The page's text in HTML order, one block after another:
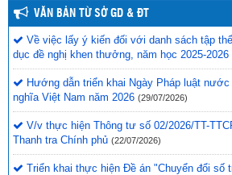
VĂN BẢN TỪ SỞ GD & ĐT
Về việc lấy ý kiến đối với danh sách tập
dục đề nghị khen thưởng, năm học 2025-2026
Hướng dẫn triển khai Ngày Pháp luật
nghĩa Việt Nam năm 2026 (29/07/2026)
V/v thực hiện Thông tư số 02/2026/TT-
Thanh tra Chính phủ (22/07/2026)
Triển khai thực hiện Đề án "Chuyển đổi số